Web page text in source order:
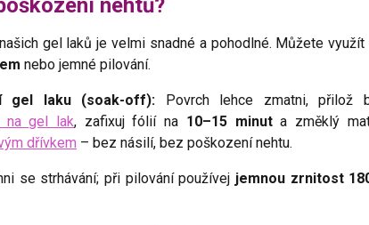
nehtů?
gel laků je velmi snadné a pohodlné. Můžete využít
nebo jemné pilování.
gel laku (soak-off): Povrch lehce zmatni, přilož
na gel lak, zafixuj fólií na 10–15 minuta změklý
dřívkem – bez násilí, bez poškození nehtu.
se strhávání; při pilování používej jemnou zrnitost